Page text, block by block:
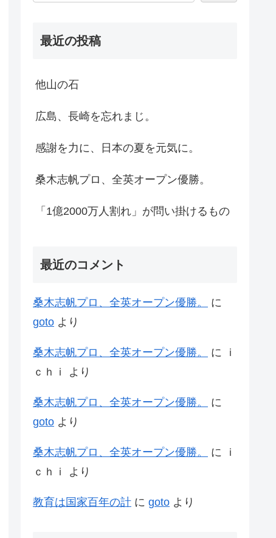
最近の投稿
他山の石
広島、長崎を忘れまじ。
感謝を力に、日本の夏を元気に。
桑木志帆プロ、全英オープン優勝。
「1億2000万人割れ」が問い掛けるもの
最近のコメント
桑木志帆プロ、全英オープン優勝。
に
goto より
桑木志帆プロ、全英オープン優勝。 に
ｉ
ｃｈｉ
より
桑木志帆プロ、全英オープン優勝。
に
goto より
桑木志帆プロ、全英オープン優勝。 に
ｉ
ｃｈｉ
より
教育は国家百年の計 に goto より